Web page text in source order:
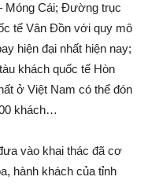
Móng Cái; Đường trục
tế Vân Đồn với quy mô
hiện đại nhất hiện nay;
khách quốc tế Hòn
ở Việt Nam có thể đón
khách…
vào khai thác đã cơ
hành khách của tỉnh